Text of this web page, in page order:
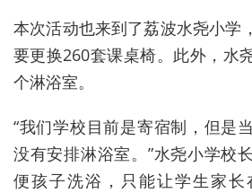
本次活动也来到了荔波水尧小学
要更换260套课桌椅。此外，水
个淋浴室。
“我们学校目前是寄宿制，但是
没有安排淋浴室。”水尧小学校
便孩子洗浴，只能让学生家长